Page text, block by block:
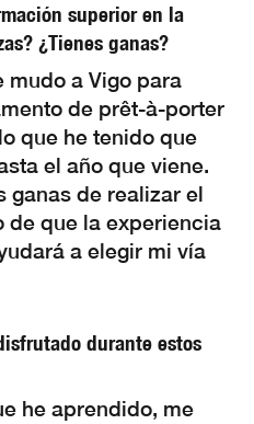
superior en la
¿Tienes ganas?
mudo a Vigo para
de prêt-à-porter
que he tenido que
el año que viene.
ganas de realizar el
de que la experiencia
a elegir mi vía
durante estos
he aprendido, me